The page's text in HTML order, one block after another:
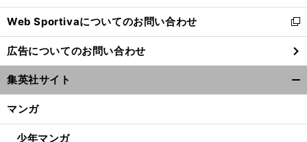
開
く
Web Sportivaについてのお問い合わせ
新
し
い
ウ
ィ
ン
ウ
広告についてのお問い合わせ
集英社サイト
マンガ
少年マンガ